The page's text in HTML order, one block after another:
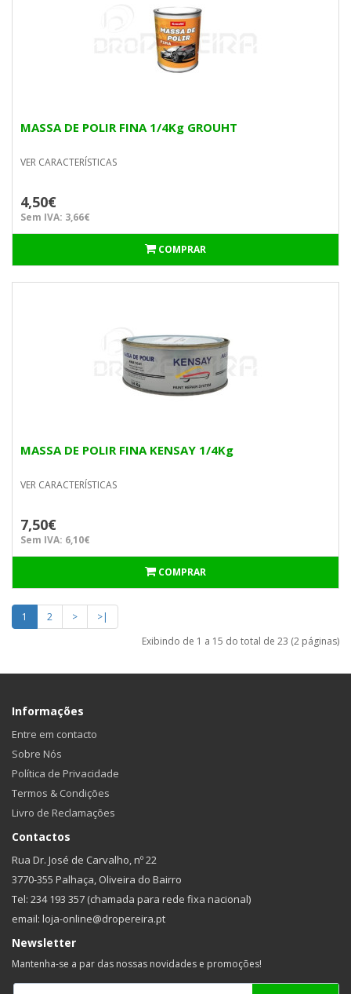
MASSA DE POLIR FINA 1/4Kg GROUHT
VER CARACTERÍSTICAS
4,50€
Sem IVA: 3,66€
COMPRAR
MASSA DE POLIR FINA KENSAY 1/4Kg
VER CARACTERÍSTICAS
7,50€
Sem IVA: 6,10€
COMPRAR
1 2 >
>|
Exibindo de 1 a 15 do total de 23 (2 páginas)
Informações
Entre em contacto
Sobre Nós
Política de Privacidade
Termos & Condições
Livro de Reclamações
Contactos
Rua Dr. José de Carvalho, nº 22
3770-355 Palhaça, Oliveira do Bairro
Tel: 234 193 357 (chamada para rede fixa nacional)
email: loja-online@dropereira.pt
Newsletter
Mantenha-se a par das nossas novidades e promoções!